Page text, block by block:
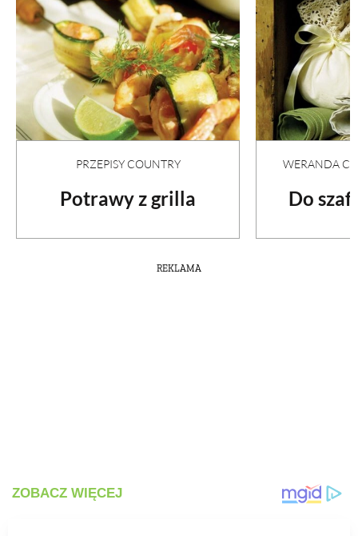
PRZEPISY COUNTRY
Potrawy z grilla
WERANDA
Do
REKLAMA